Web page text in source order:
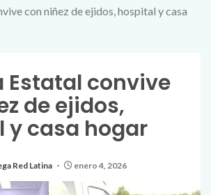
con niñez de ejidos, hospital y casa
Estatal convive
de ejidos,
y casa hogar
Red Latina enero 4, 2026